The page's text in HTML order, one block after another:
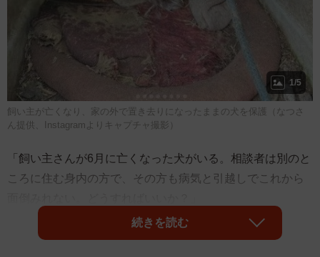
1/5
飼い主が亡くなり、家の外で置き去りになったままの犬を保護（なつさ
ん提供、Instagramよりキャプチャ撮影）
「飼い主さんが6月に亡くなった犬がいる。相談者は別のと
ころに住む身内の方で、その方も病気と引越しでこれから
飼い主が亡くなり、犬小屋でひとりぼっちになってしまっ
続きを読む